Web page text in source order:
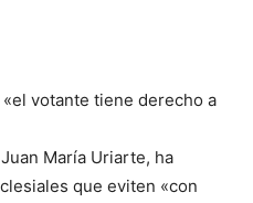
votante tiene derecho a
María Uriarte, ha
que eviten «con